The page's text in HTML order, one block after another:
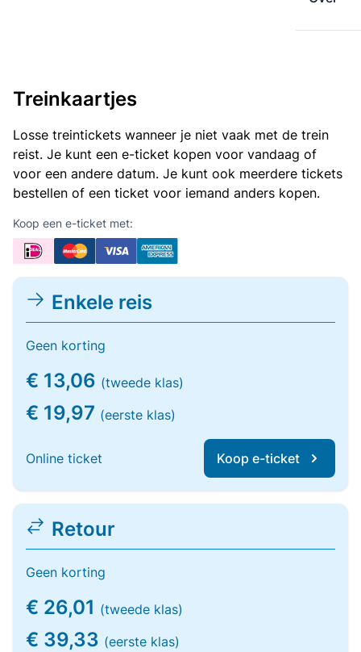
Treinkaartjes
Losse treintickets wanneer je niet vaak met de trein
reist. Je kunt een e-ticket kopen voor vandaag of
voor een andere datum. Je kunt ook meerdere tickets
bestellen of een ticket voor iemand anders kopen.
Koop een e-ticket met:
Enkele reis
Geen korting
€ 13,06 (tweede klas)
€ 19,97 (eerste klas)
Online ticket Koop e-ticket
Retour
Geen korting
€ 26,01 (tweede klas)
€ 39,33 (eerste klas)